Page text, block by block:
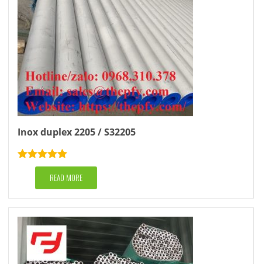
Inox duplex 2205 / S32205
Rated5.00
out of 5READ MORE